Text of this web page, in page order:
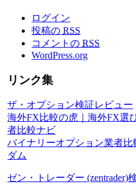
ログイン
投稿のRSS
コメントのRSS
WordPress.org
リンク集
ザ・オプション検証レビュー
海外FX比較の虎｜海外FX選
者比較ナビ
バイナリーオプション業者
ダム
ゼン・トレーダー (zentrader)